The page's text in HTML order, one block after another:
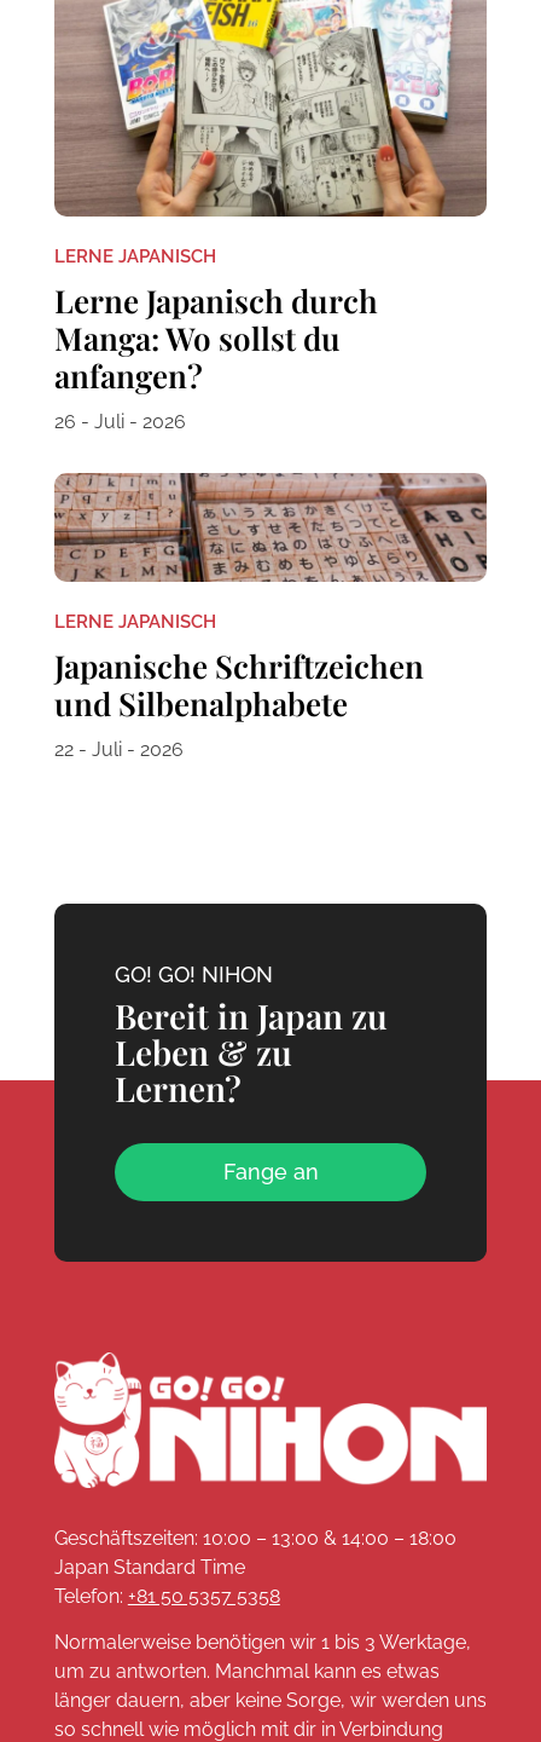
LERNE JAPANISCH
Lerne Japanisch durch
Manga: Wo sollst du
anfangen?
26 - Juli - 2026
LERNE JAPANISCH
Japanische Schriftzeichen
und Silbenalphabete
22 - Juli - 2026
GO! GO! NIHON
Bereit in Japan zu
Leben & zu
Lernen?
Fange an
Geschäftszeiten: 10:00 – 13:00 & 14:00 – 18:00
Japan Standard Time
Telefon: +81 50 5357 5358
Normalerweise benötigen wir 1 bis 3 Werktage,
um zu antworten. Manchmal kann es etwas
länger dauern, aber keine Sorge, wir werden uns
so schnell wie möglich mit dir in Verbindung